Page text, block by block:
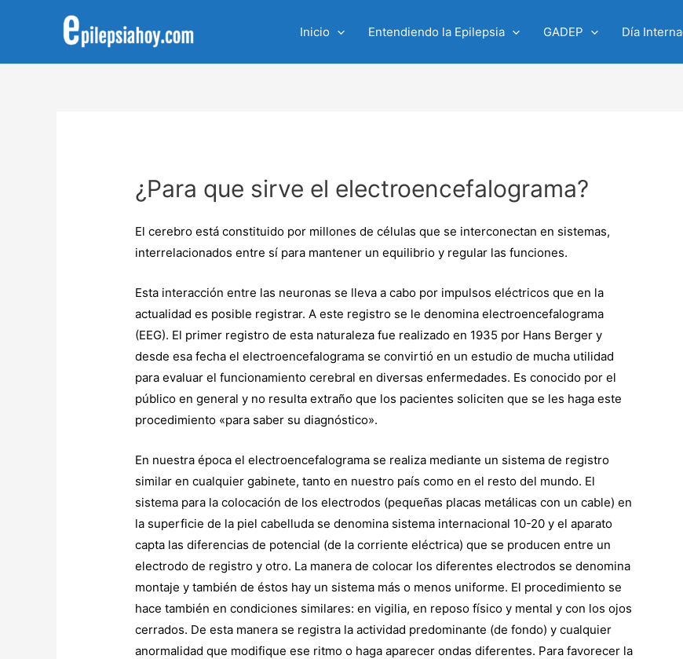
Inicio Entendiendo la Epilepsia GADEP Día
¿Para que sirve el electroencefalograma?
El cerebro está constituido por millones de células que se interconectan en sistemas,
interrelacionados entre sí para mantener un equilibrio y regular las funciones.
Esta interacción entre las neuronas se lleva a cabo por impulsos eléctricos que en la
actualidad es posible registrar. A este registro se le denomina electroencefalograma
(EEG). El primer registro de esta naturaleza fue realizado en 1935 por Hans Berger y
desde esa fecha el electroencefalograma se convirtió en un estudio de mucha utilidad
para evaluar el funcionamiento cerebral en diversas enfermedades. Es conocido por el
público en general y no resulta extraño que los pacientes soliciten que se les haga este
procedimiento «para saber su diagnóstico».
En nuestra época el electroencefalograma se realiza mediante un sistema de registro
similar en cualquier gabinete, tanto en nuestro país como en el resto del mundo. El
sistema para la colocación de los electrodos (pequeñas placas metálicas con un cable) en
la superficie de la piel cabelluda se denomina sistema internacional 10-20 y el aparato
capta las diferencias de potencial (de la corriente eléctrica) que se producen entre un
electrodo de registro y otro. La manera de colocar los diferentes electrodos se denomina
montaje y también de éstos hay un sistema más o menos uniforme. El procedimiento se
hace también en condiciones similares: en vigilia, en reposo físico y mental y con los ojos
cerrados. De esta manera se registra la actividad predominante (de fondo) y cualquier
anormalidad que modifique ese ritmo o haga aparecer ondas diferentes. Para favorecer la